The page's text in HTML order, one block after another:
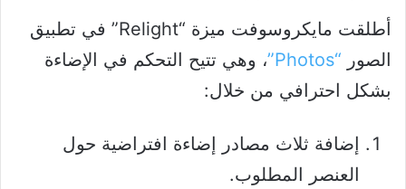
أطلقت مايكروسوفت ميزة “Relight” في تطبيق
الصور “Photos”
، وهي تتيح التحكم في الإضاءة
بشكل احترافي من خلال:
إضافة ثلاث مصادر إضاءة افتراضية حول
العنصر المطلوب.